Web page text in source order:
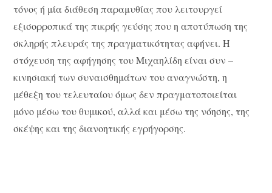
τόνος ή μία διάθεση παραμυθίας που λειτουργεί
εξισορροπικά της πικρής γεύσης που η αποτύπωση της
σκληρής πλευράς της πραγματικότητας αφήνει. Η
στόχευση της αφήγησης του Μιχαηλίδη είναι συν –
κινησιακή των συναισθημάτων του αναγνώστη, η
μέθεξη του τελευταίου όμως δεν πραγματοποιείται
μόνο μέσω του θυμικού, αλλά και μέσω της νόησης, της
σκέψης και της διανοητικής εγρήγορσης.